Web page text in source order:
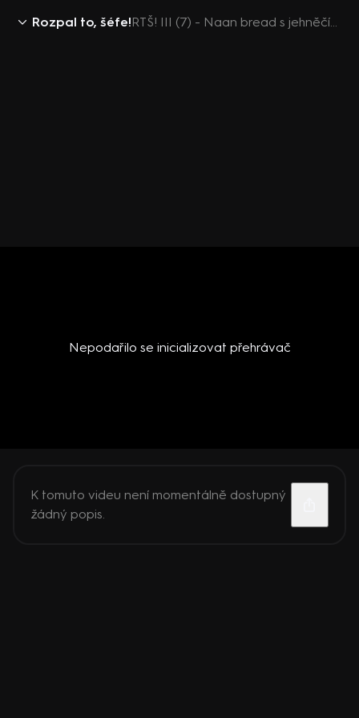
Rozpal to, šéfe! RTŠ! III (7) - Naan bread s jehněčím šašlikem
Nepodařilo se inicializovat přehrávač
K tomuto videu není momentálně dostupný
žádný popis.